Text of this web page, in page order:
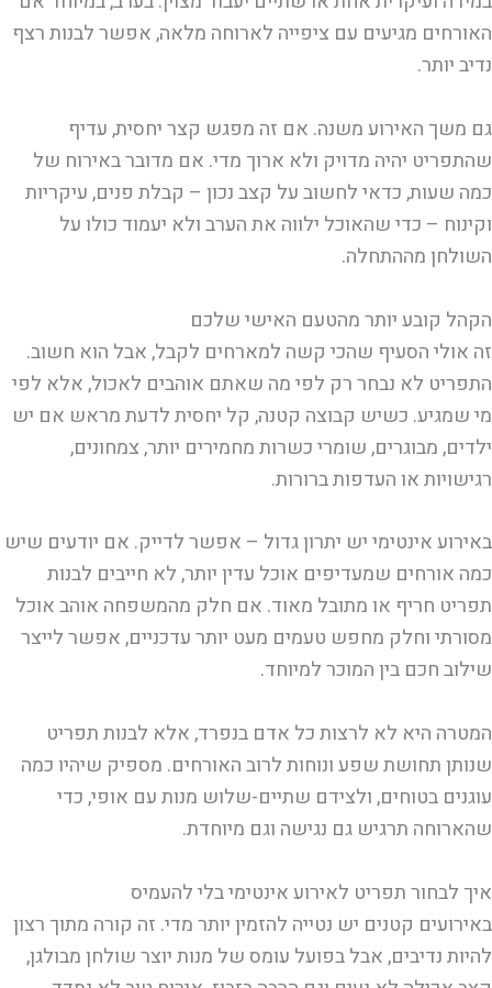
האורחים מגיעים עם ציפייה לארוחה מלאה, אפשר לבנות רצף
נדיב יותר.
גם משך האירוע משנה. אם זה מפגש קצר יחסית, עדיף
שהתפריט יהיה מדויק ולא ארוך מדי. אם מדובר באירוח של
כמה שעות, כדאי לחשוב על קצב נכון – קבלת פנים, עיקריות
וקינוח – כדי שהאוכל ילווה את הערב ולא יעמוד כולו על
השולחן מההתחלה.
הקהל קובע יותר מהטעם האישי שלכם
זה אולי הסעיף שהכי קשה למארחים לקבל, אבל הוא חשוב.
התפריט לא נבחר רק לפי מה שאתם אוהבים לאכול, אלא לפי
מי שמגיע. כשיש קבוצה קטנה, קל יחסית לדעת מראש אם יש
ילדים, מבוגרים, שומרי כשרות מחמירים יותר, צמחונים,
רגישויות או העדפות ברורות.
באירוע אינטימי יש יתרון גדול – אפשר לדייק. אם יודעים שיש
כמה אורחים שמעדיפים אוכל עדין יותר, לא חייבים לבנות
תפריט חריף או מתובל מאוד. אם חלק מהמשפחה אוהב אוכל
מסורתי וחלק מחפש טעמים מעט יותר עדכניים, אפשר לייצר
שילוב חכם בין המוכר למיוחד.
המטרה היא לא לרצות כל אדם בנפרד, אלא לבנות תפריט
שנותן תחושת שפע ונוחות לרוב האורחים. מספיק שיהיו כמה
עוגנים בטוחים, ולצידם שתיים-שלוש מנות עם אופי, כדי
שהארוחה תרגיש גם נגישה וגם מיוחדת.
איך לבחור תפריט לאירוע אינטימי בלי להעמיס
באירועים קטנים יש נטייה להזמין יותר מדי. זה קורה מתוך רצון
להיות נדיבים, אבל בפועל עומס של מנות יוצר שולחן מבולגן,